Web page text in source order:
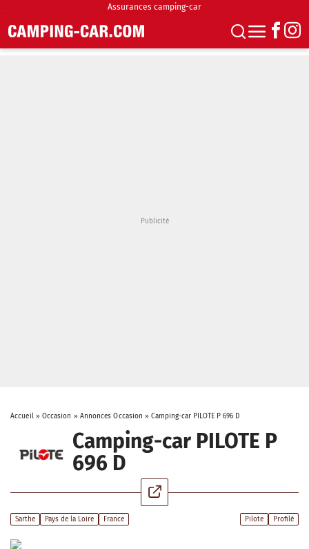
Assurances camping-car
Accueil» Occasion » Annonces Occasion »Camping-car PILOTE P 696 D
Camping-car PILOTE P
696 D
Sarthe Pays de la Loire France Pilote Profilé